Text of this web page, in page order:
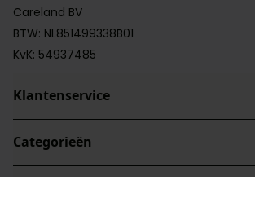
Careland BV
BTW: NL851499338B01
KvK: 54937485
Klantenservice
Categorieën